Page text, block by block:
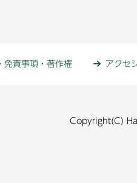
免責事項・著作権 アクセ
Copyright(C)